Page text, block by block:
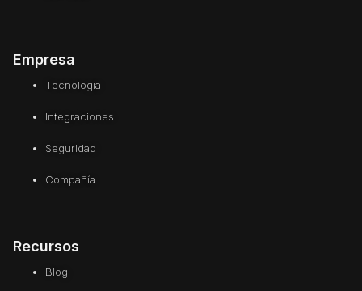
Empresa
Tecnología
Integraciones
Seguridad
Compañía
Recursos
Blog